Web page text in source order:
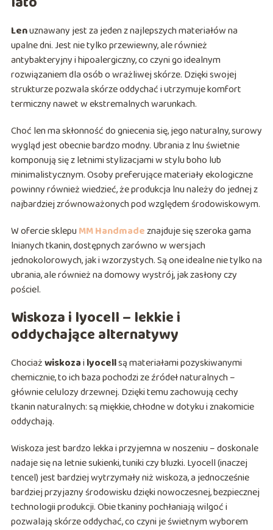
Lenuznawany jest za jeden z najlepszych materiałów na
upalne dni. Jest nie tylko przewiewny, ale również
antybakteryjny i hipoalergiczny, co czyni go idealnym
rozwiązaniem dla osób o wrażliwej skórze. Dzięki swojej
strukturze pozwala skórze oddychać i utrzymuje komfort
termiczny nawet w ekstremalnych warunkach.
Choć len ma skłonność do gniecenia się, jego naturalny, surowy
wygląd jest obecnie bardzo modny. Ubrania z lnu świetnie
komponują się z letnimi stylizacjami w stylu boho lub
minimalistycznym. Osoby preferujące materiały ekologiczne
powinny również wiedzieć, że produkcja lnu należy do jednej z
najbardziej zrównoważonych pod względem środowiskowym.
W ofercie sklepuMM Handmadeznajduje się szeroka gama
lnianych tkanin, dostępnych zarówno w wersjach
jednokolorowych, jak i wzorzystych. Są one idealne nie tylko na
ubrania, ale również na domowy wystrój, jak zasłony czy
pościel.
Wiskoza i lyocell – lekkie i
oddychające alternatywy
Chociażwiskozai lyocellsą materiałami pozyskiwanymi
chemicznie, to ich baza pochodzi ze źródeł naturalnych –
głównie celulozy drzewnej. Dzięki temu zachowują cechy
tkanin naturalnych: są miękkie, chłodne w dotyku i znakomicie
oddychają.
Wiskoza jest bardzo lekka i przyjemna w noszeniu – doskonale
nadaje się na letnie sukienki, tuniki czy bluzki. Lyocell (inaczej
tencel) jest bardziej wytrzymały niż wiskoza, a jednocześnie
bardziej przyjazny środowisku dzięki nowoczesnej, bezpiecznej
technologii produkcji. Obie tkaniny pochłaniają wilgoć i
pozwalają skórze oddychać, co czyni je świetnym wyborem